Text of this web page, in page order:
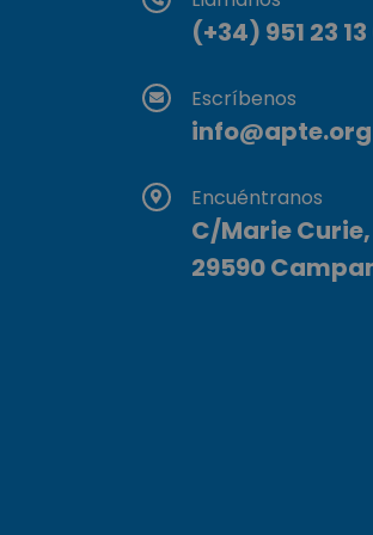
(+34) 951 23
Escríbenos
info@apte.org
Encuéntranos
C/Marie
29590